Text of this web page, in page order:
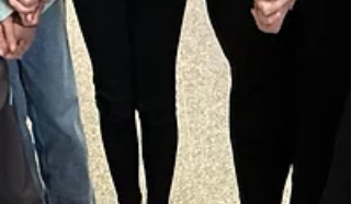
tradičně na jaře pořádá Zoo Ostrava . Letošním
tématem soutěže byly invazní organismy . Naši
školu reprezentovala dvě pětičlenná družstva .
Velkého úspěchu dosáhlo družstvo starších
které se probojovalo až do finále , jež proběhlo
sobotu 28. března . V silné konkurenci nakonec
naši soutěžící obsadili 9. místo , což je výborný
výsledek a zaslouží si velkou pochvalu. Ve